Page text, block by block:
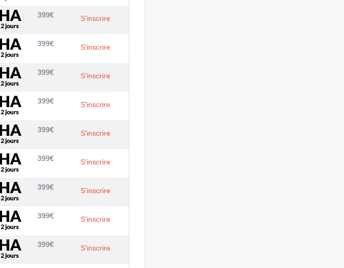
399€ S'inscrire
399€ S'inscrire
399€ S'inscrire
399€ S'inscrire
399€ S'inscrire
399€ S'inscrire
399€ S'inscrire
399€ S'inscrire
399€ S'inscrire